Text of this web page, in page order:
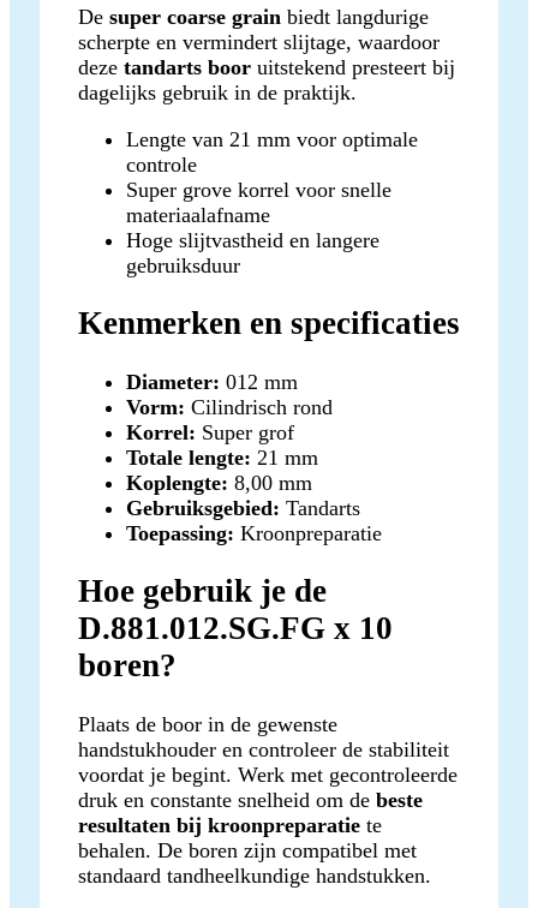
De super coarse grain biedt langdurige
scherpte en vermindert slijtage, waardoor
deze tandarts boor uitstekend presteert bij
dagelijks gebruik in de praktijk.
Lengte van 21 mm voor optimale
controle
Super grove korrel voor snelle
materiaalafname
Hoge slijtvastheid en langere
gebruiksduur
Kenmerken en specificaties
Diameter: 012 mm
Vorm: Cilindrisch rond
Korrel: Super grof
Totale lengte: 21 mm
Koplengte: 8,00 mm
Gebruiksgebied: Tandarts
Toepassing: Kroonpreparatie
Hoe gebruik je de
D.881.012.SG.FG x 10
boren?
Plaats de boor in de gewenste
handstukhouder en controleer de stabiliteit
voordat je begint. Werk met gecontroleerde
druk en constante snelheid om de beste
resultaten bij kroonpreparatie te
behalen. De boren zijn compatibel met
standaard tandheelkundige handstukken.